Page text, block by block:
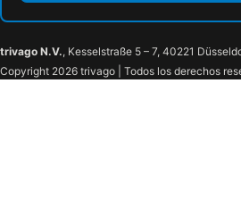
trivago N.V., Kesselstraße 5 – 7, 40221
Copyright 2026 trivago | Todos los derechos